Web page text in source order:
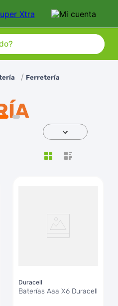
Ferretería
Duracell
Baterías Aaa X6 Duracell